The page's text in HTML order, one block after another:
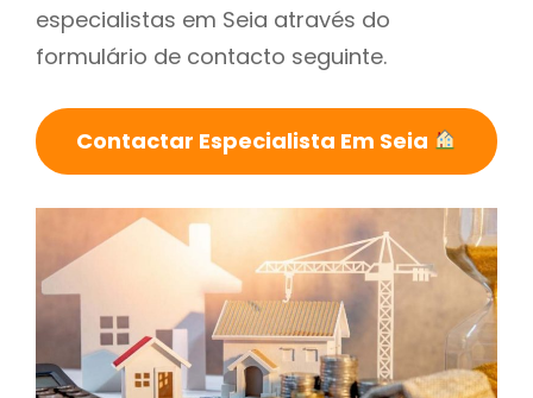
especialistas em Seia através do
formulário de contacto seguinte.
Contactar Especialista Em Seia